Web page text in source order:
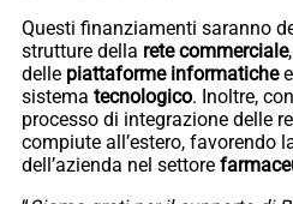
Questi finanziamenti saranno
strutture della rete commerciale,
delle piattaforme informatichee
sistema tecnologico. Inoltre,
processo di integrazione delle
compiute all’estero, favorendo
dell’azienda nel settore